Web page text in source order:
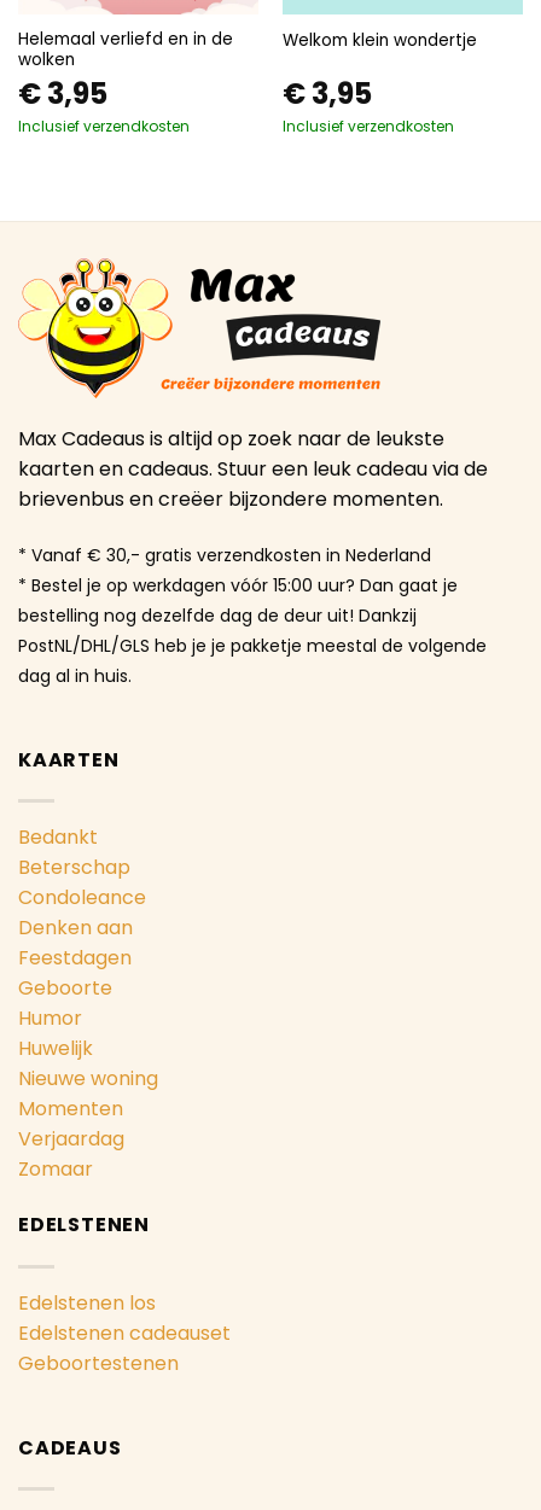
Helemaal verliefd en in de
wolken
€3,95
Inclusief verzendkosten
Welkom klein wondertje
€3,95
Inclusief verzendkosten
Max Cadeaus is altijd op zoek naar de leukste
kaarten en cadeaus. Stuur een leuk cadeau via de
brievenbus en creëer bijzondere momenten.
* Vanaf € 30,- gratis verzendkosten in Nederland
* Bestel je op werkdagen vóór 15:00 uur? Dan gaat je
bestelling nog dezelfde dag de deur uit! Dankzij
PostNL/DHL/GLS heb je je pakketje meestal de volgende
dag al in huis.
KAARTEN
Bedankt
Beterschap
Condoleance
Denken aan
Feestdagen
Geboorte
Humor
Huwelijk
Nieuwe woning
Momenten
Verjaardag
Zomaar
EDELSTENEN
Edelstenen los
Edelstenen cadeauset
Geboortestenen
CADEAUS